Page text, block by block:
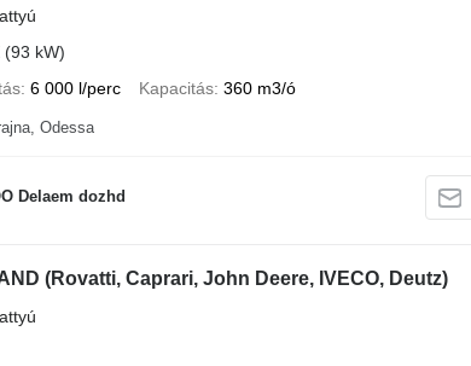
(93 kW)
6 000 l/perc Kapacitás 360 m3/ó
Odessa
Delaem dozhd
(Rovatti, Caprari, John Deere, IVECO, Deutz)